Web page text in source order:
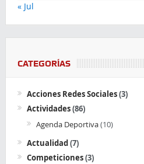
« Jul
CATEGORÍAS
Acciones Redes Sociales(3)
Actividades(86)
Agenda Deportiva(10)
Actualidad(7)
Competiciones(3)